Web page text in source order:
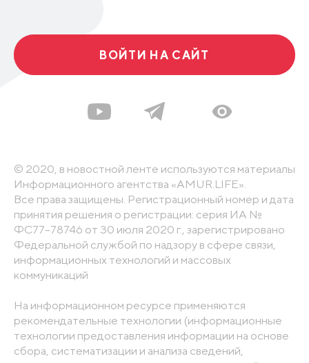
ВОЙТИ НА САЙТ
© 2020, в новостной ленте используются материалы
Информационного агентства «AMUR.LIFE».
Все права защищены. Регистрационный номер и дата
принятия решения о регистрации: серия ИА №
ФС77-78746 от 30 июля 2020 г., зарегистрировано
Федеральной службой по надзору в сфере связи,
информационных технологий и массовых
коммуникаций
На информационном ресурсе применяются
рекомендательные технологии (информационные
технологии предоставления информации на основе
сбора, систематизации и анализа сведений,